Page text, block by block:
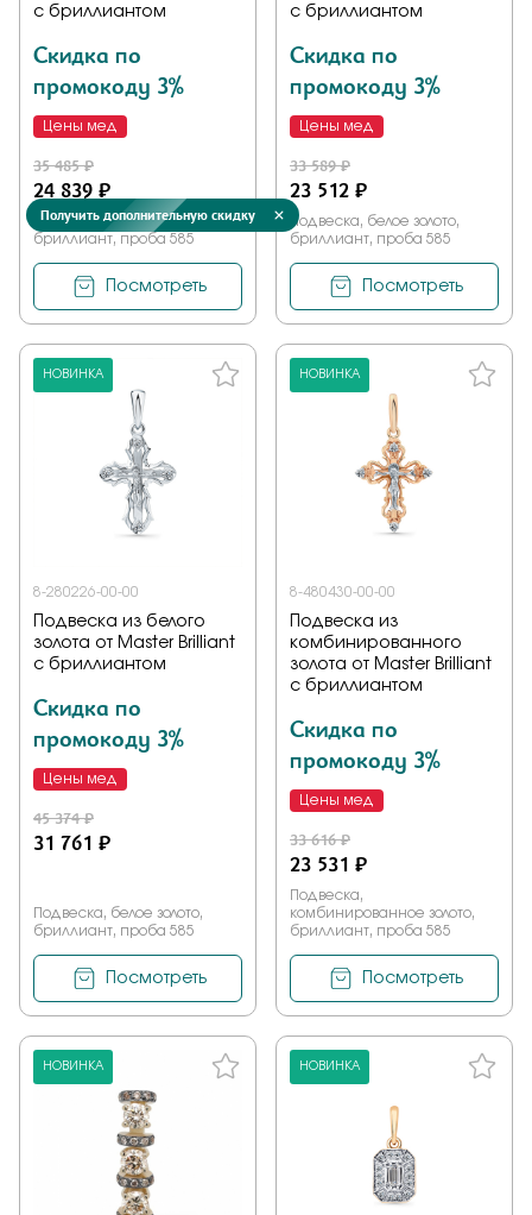
с бриллиантом
Скидка по
промокоду 3%
Цены мед
35 485 ₽
24 839 ₽
Подвеска, белое золото,
бриллиант, проба 585
Посмотреть
с бриллиантом
Скидка по
промокоду 3%
Цены мед
33 589 ₽
23 512 ₽
Подвеска, белое золото,
бриллиант, проба 585
Посмотреть
НОВИНКА
8-280226-00-00
Подвеска из белого
золота от Master Brilliant
с бриллиантом
Скидка по
промокоду 3%
Цены мед
45 374 ₽
31 761 ₽
Подвеска, белое золото,
бриллиант, проба 585
Посмотреть
НОВИНКА
8-480430-00-00
Подвеска из
комбинированного
золота от Master Brilliant
с бриллиантом
Скидка по
промокоду 3%
Цены мед
33 616 ₽
23 531 ₽
Подвеска,
комбинированное золото,
бриллиант, проба 585
Посмотреть
НОВИНКА НОВИНКА
Получить дополнительную скидку